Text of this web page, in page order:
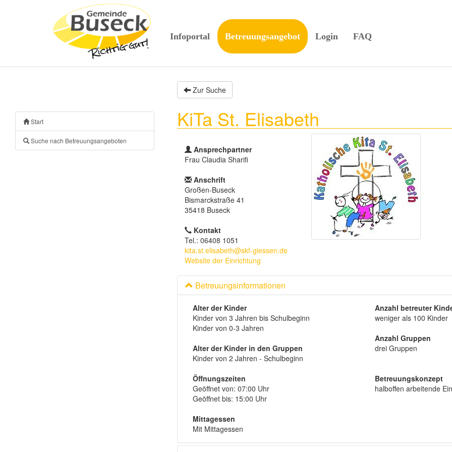
Infoportal Betreuungsangebot Login FAQ
Start
Suche nach Betreuungsangeboten
Zur Suche
KiTa St. Elisabeth
Ansprechpartner
Frau Claudia Sharifi
Anschrift
Großen-Buseck
Bismarckstraße 41
35418 Buseck
Kontakt
Tel.: 06408 1051
kita.st.elisabeth@skf-giessen.de
Website der Einrichtung
Betreuungsinformationen
Alter der Kinder
Kinder von 3 Jahren bis Schulbeginn
Kinder von 0-3 Jahren
Alter der Kinder in den Gruppen
Kinder von 2 Jahren - Schulbeginn
Anzahl betreuter
weniger als 100 Kinder
Anzahl Gruppen
drei Gruppen
Öffnungszeiten
Geöffnet von: 07:00 Uhr
Geöffnet bis: 15:00 Uhr
Mittagessen
Mit Mittagessen
Betreuungskonzept
halboffen arbeitende